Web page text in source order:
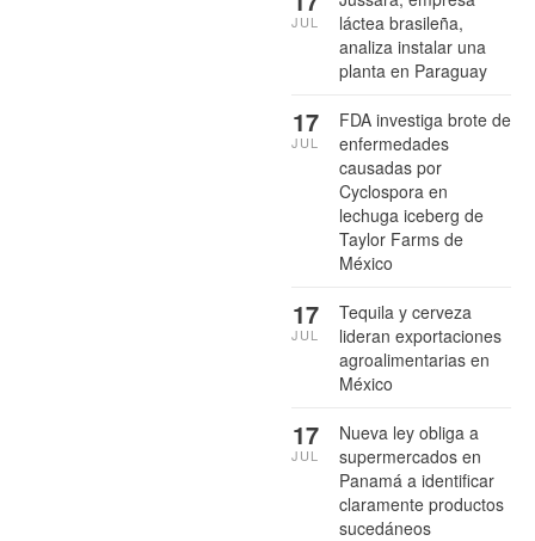
láctea brasileña,
analiza instalar una
planta en Paraguay
JUL
FDA investiga brote de
enfermedades
causadas por
Cyclospora en
lechuga iceberg de
Taylor Farms de
México
17
JUL
Tequila y cerveza
lideran exportaciones
agroalimentarias en
México
17
JUL
Nueva ley obliga a
supermercados en
Panamá a identificar
claramente productos
sucedáneos
17
JUL